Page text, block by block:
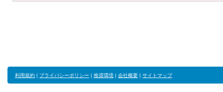
利用規約 | プライバシーポリシー | 推奨環境 | 会社概要 | サイトマップ